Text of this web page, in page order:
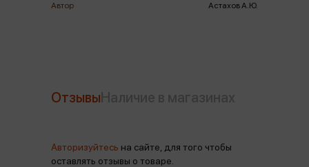
Автор Астахов А.Ю.
Отзывы
Авторизуйтесь на сайте, для того чтобы
оставлять отзывы о товаре.